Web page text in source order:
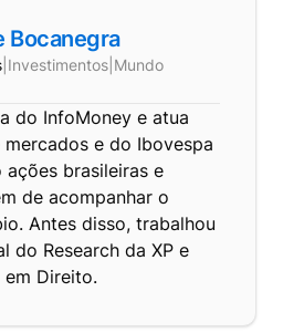
Bocanegra
Investimentos Mundo
do InfoMoney e atua
e do Ibovespa
brasileiras e
de acompanhar o
Antes disso, trabalhou
do Research da XP e
em Direito.